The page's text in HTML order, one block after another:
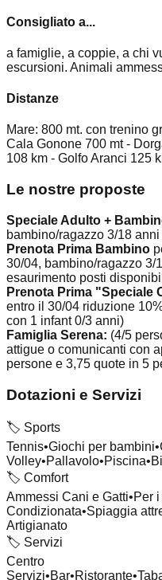
Consigliato a...
a famiglie, a coppie, a chi
escursioni. Animali
Distanze
Mare: 800 mt. con trenino
Cala Gonone 700 mt -
108 km - Golfo Aranci 125
Le nostre proposte
Speciale Adulto +
bambino/ragazzo 3/18
Prenota Prima Bambino
30/04, bambino/ragazzo 3/
esaurimento posti
Prenota Prima "Speciale
entro il 30/04 riduzione
con 1 infant 0/3 anni)
Famiglia Serena: (4/5
attigue o comunicanti con
persone e 3,75 quote in 5
Dotazioni e Servizi
🏷️ Sports
Tennis•Giochi per bambini•
Volley•Pallavolo•Piscina•
🏷️ Comfort
Ammessi Cani e Gatti•Per
Condizionata•Spiaggia
Artigianato
🏷️ Servizi
Centro
Servizi•Bar•Ristorante•